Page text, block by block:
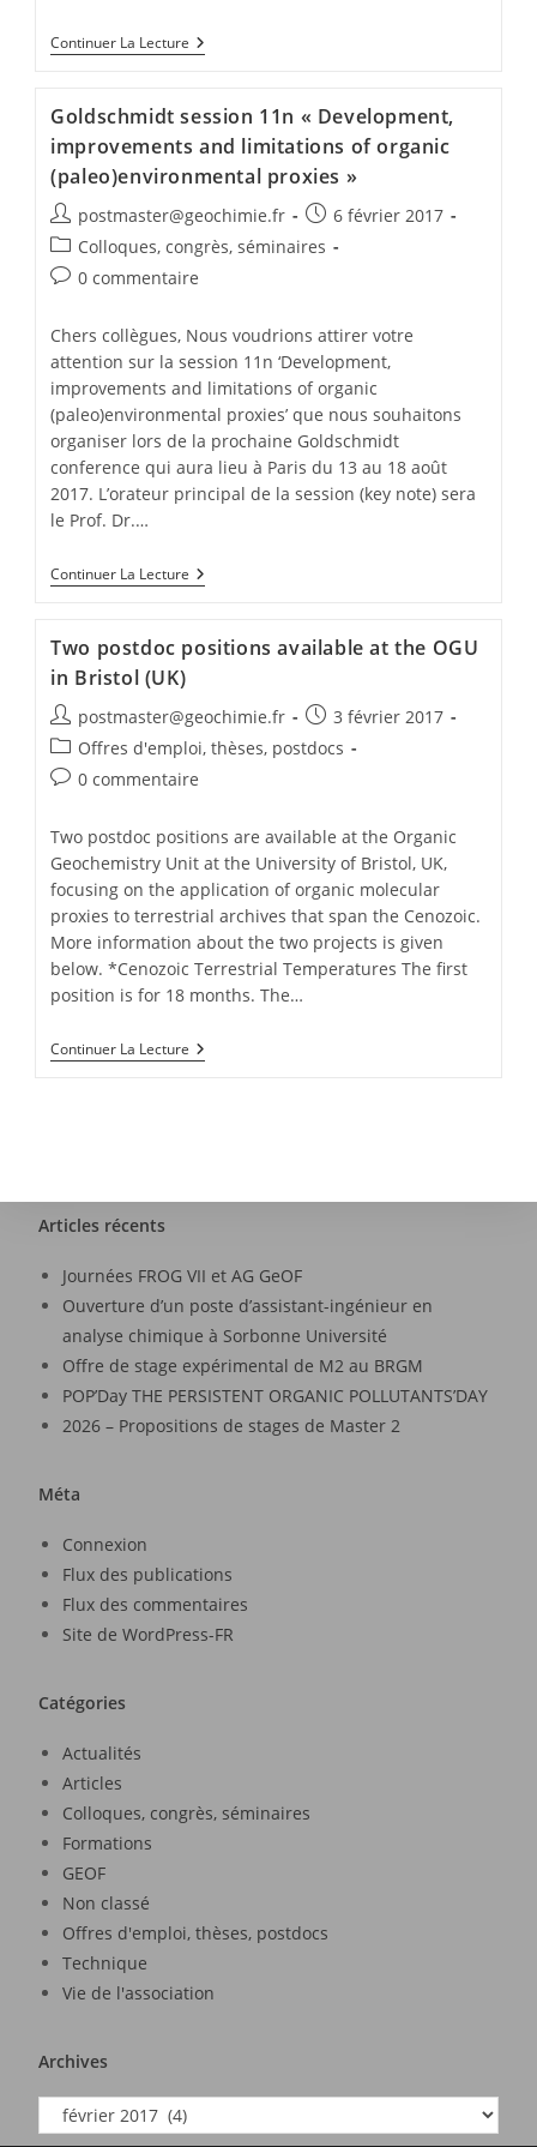
Continuer La Lecture
Goldschmidt session 11n « Development,
improvements and limitations of organic
(paleo)environmental proxies »
postmaster@geochimie.fr
6 février 2017
Colloques, congrès, séminaires
0 commentaire
Chers collègues, Nous voudrions attirer votre
attention sur la session 11n ‘Development,
improvements and limitations of organic
(paleo)environmental proxies’ que nous souhaitons
organiser lors de la prochaine Goldschmidt
conference qui aura lieu à Paris du 13 au 18 août
2017. L’orateur principal de la session (key note) sera
le Prof. Dr.…
Continuer La Lecture
Two postdoc positions available at the OGU
in Bristol (UK)
postmaster@geochimie.fr
3 février 2017
Offres d'emploi, thèses, postdocs
0 commentaire
Two postdoc positions are available at the Organic
Geochemistry Unit at the University of Bristol, UK,
focusing on the application of organic molecular
proxies to terrestrial archives that span the Cenozoic.
More information about the two projects is given
below. *Cenozoic Terrestrial Temperatures The first
position is for 18 months. The…
Continuer La Lecture
Articles récents
Journées FROG VII et AG GeOF
Ouverture d’un poste d’assistant-ingénieur en
analyse chimique à Sorbonne Université
Offre de stage expérimental de M2 au BRGM
POP’Day THE PERSISTENT ORGANIC POLLUTANTS’DAY
2026 – Propositions de stages de Master 2
Méta
Connexion
Flux des publications
Flux des commentaires
Site de WordPress-FR
Catégories
Actualités
Articles
Colloques, congrès, séminaires
Formations
GEOF
Non classé
Offres d'emploi, thèses, postdocs
Technique
Vie de l'association
Archives